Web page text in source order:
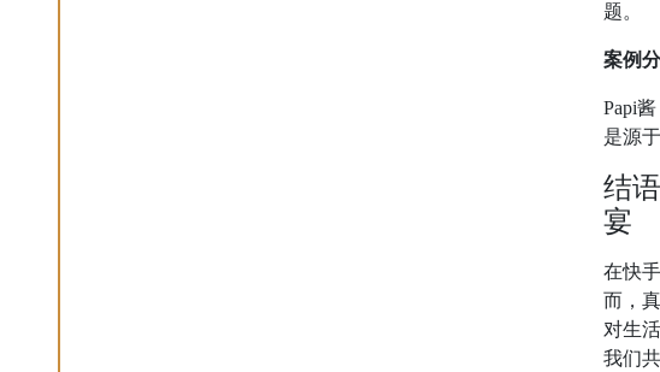
题。
案例
Papi
是源
结
宴
在快
而，
对生
我们